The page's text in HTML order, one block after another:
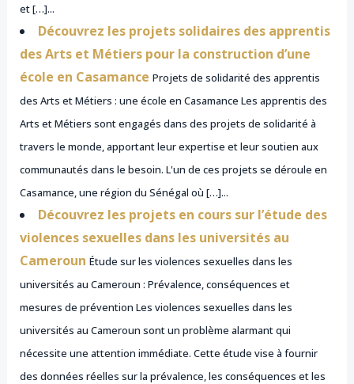
et […]...
Découvrez les projets solidaires des apprentis
des Arts et Métiers pour la construction d’une
école en Casamance Projets de solidarité des apprentis
des Arts et Métiers : une école en Casamance Les apprentis des
Arts et Métiers sont engagés dans des projets de solidarité à
travers le monde, apportant leur expertise et leur soutien aux
communautés dans le besoin. L'un de ces projets se déroule en
Casamance, une région du Sénégal où […]...
Découvrez les projets en cours sur l’étude des
violences sexuelles dans les universités au
Cameroun Étude sur les violences sexuelles dans les
universités au Cameroun : Prévalence, conséquences et
mesures de prévention Les violences sexuelles dans les
universités au Cameroun sont un problème alarmant qui
nécessite une attention immédiate. Cette étude vise à fournir
des données réelles sur la prévalence, les conséquences et les